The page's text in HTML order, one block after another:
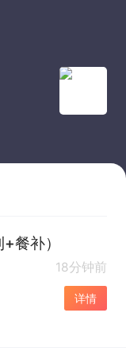
餐补）
18分钟前
详情